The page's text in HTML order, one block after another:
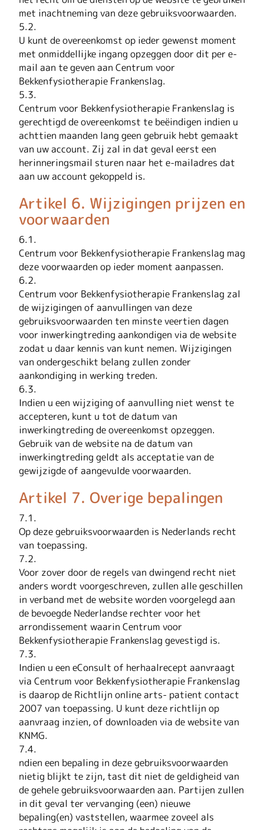
met inachtneming van deze gebruiksvoorwaarden.
5.2.
U kunt de overeenkomst op ieder gewenst moment
met onmiddellijke ingang opzeggen door dit per e-
mail aan te geven aan Centrum voor
Bekkenfysiotherapie Frankenslag.
5.3.
Centrum voor Bekkenfysiotherapie Frankenslag is
gerechtigd de overeenkomst te beëindigen indien u
achttien maanden lang geen gebruik hebt gemaakt
van uw account. Zij zal in dat geval eerst een
herinneringsmail sturen naar het e-mailadres dat
aan uw account gekoppeld is.
Artikel 6. Wijzigingen prijzen en
voorwaarden
6.1.
Centrum voor Bekkenfysiotherapie Frankenslag mag
deze voorwaarden op ieder moment aanpassen.
6.2.
Centrum voor Bekkenfysiotherapie Frankenslag zal
de wijzigingen of aanvullingen van deze
gebruiksvoorwaarden ten minste veertien dagen
voor inwerkingtreding aankondigen via de website
zodat u daar kennis van kunt nemen. Wijzigingen
van ondergeschikt belang zullen zonder
aankondiging in werking treden.
6.3.
Indien u een wijziging of aanvulling niet wenst te
accepteren, kunt u tot de datum van
inwerkingtreding de overeenkomst opzeggen.
Gebruik van de website na de datum van
inwerkingtreding geldt als acceptatie van de
gewijzigde of aangevulde voorwaarden.
Artikel 7. Overige bepalingen
7.1.
Op deze gebruiksvoorwaarden is Nederlands recht
van toepassing.
7.2.
Voor zover door de regels van dwingend recht niet
anders wordt voorgeschreven, zullen alle geschillen
in verband met de website worden voorgelegd aan
de bevoegde Nederlandse rechter voor het
arrondissement waarin Centrum voor
Bekkenfysiotherapie Frankenslag gevestigd is.
7.3.
Indien u een eConsult of herhaalrecept aanvraagt
via Centrum voor Bekkenfysiotherapie Frankenslag
is daarop de Richtlijn online arts- patient contact
2007 van toepassing. U kunt deze richtlijn op
aanvraag inzien, of downloaden via de website van
KNMG.
7.4.
ndien een bepaling in deze gebruiksvoorwaarden
nietig blijkt te zijn, tast dit niet de geldigheid van
de gehele gebruiksvoorwaarden aan. Partijen zullen
in dit geval ter vervanging (een) nieuwe
bepaling(en) vaststellen, waarmee zoveel als